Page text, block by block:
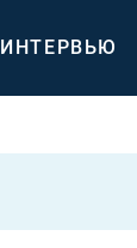
ИНТЕРВЬЮ